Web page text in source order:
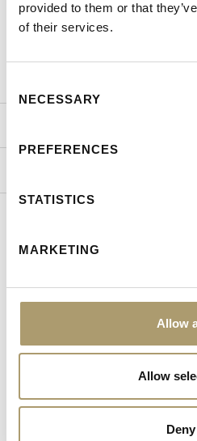
provided to them or that
of their services.
Selection
NECESSARY
PREFERENCES
STATISTICS
MARKETING
Allow
Allow
Deny
Κατηγορία
ΕΙΔΑΤΕ